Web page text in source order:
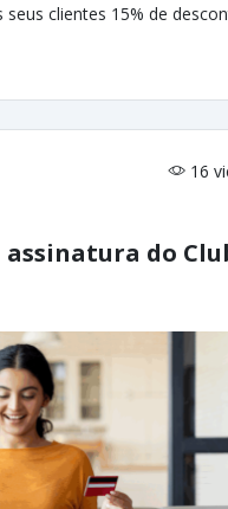
clientes 15% de
16
do